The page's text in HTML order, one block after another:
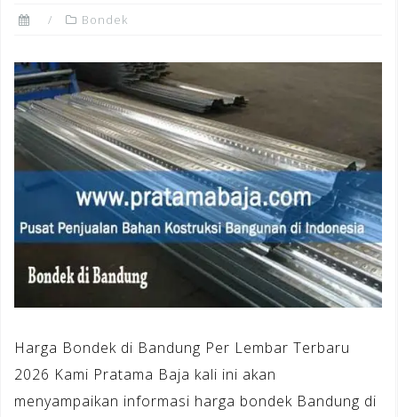
Bondek
Harga Bondek di Bandung Per Lembar Terbaru
2026 Kami Pratama Baja kali ini akan
menyampaikan informasi harga bondek Bandung di